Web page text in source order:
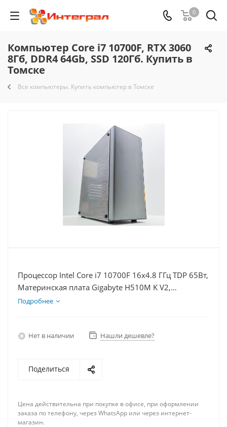
0
Компьютер Core i7 10700F, RTX 3060
8Гб, DDR4 64Gb, SSD 120Гб. Купить в
Томске
Все компьютеры. Купить компьютер в Томске
Процессор Intel Core i7 10700F 16x4.8 ГГц TDP 65Вт,
Материнская плата Gigabyte H510M K V2,
Видеокарта RTX 3060 8Гб, Память DDR4 64Gb,
Подробнее
Нет в наличии Нашли дешевле?
Поделиться
Цена действительна при покупке в офисе, при оформлении
заказа по телефону, через WhatsApp или через интернет-
магазин.